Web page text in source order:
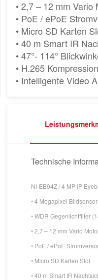
• 2,7 – 12 mm
• PoE / ePoE
• Micro SD Karten
• 40 m Smart IR
• 47°- 114°
• H.265 Kompression
• Intelligente Video
Technische
NI-EB94Z / 4 MP IP
• 4 Megapixel Bildsensor
• WDR Gegenlichtfilter
• 2,7 – 12 mm Vario
• PoE / ePoE
• Micro SD Karten Slot
• 40 m Smart IR